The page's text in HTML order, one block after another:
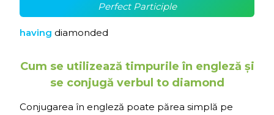
Perfect Participle
having diamonded
Cum se utilizează timpurile în engleză și
se conjugă verbul to diamond
Conjugarea în engleză poate părea simplă pe